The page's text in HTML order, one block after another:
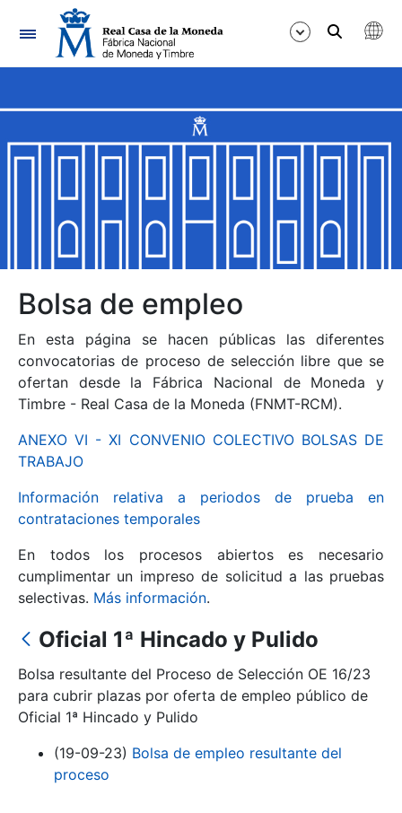
Navegación
Mostrar/Ocultar
Mostrar/Ocultar
Mostrar/Ocultar
Mostrar/Ocultar
Mostrar/Ocultar
Mostrar/Ocultar
Mostrar/Ocultar
Bolsa de empleo
En esta página se hacen públicas las diferentes
convocatorias de proceso de selección libre que se
ofertan desde la Fábrica Nacional de Moneda y
Timbre - Real Casa de la Moneda (FNMT-RCM).
ANEXO VI - XI CONVENIO COLECTIVO BOLSAS DE
TRABAJO
Información relativa a periodos de prueba en
contrataciones temporales
En todos los procesos abiertos es necesario
cumplimentar un impreso de solicitud a las pruebas
selectivas. Más información.
Oficial 1ª Hincado y Pulido
Bolsa resultante del Proceso de Selección OE 16/23
para cubrir plazas por oferta de empleo público de
Oficial 1ª Hincado y Pulido
(19-09-23) Bolsa de empleo resultante del
proceso